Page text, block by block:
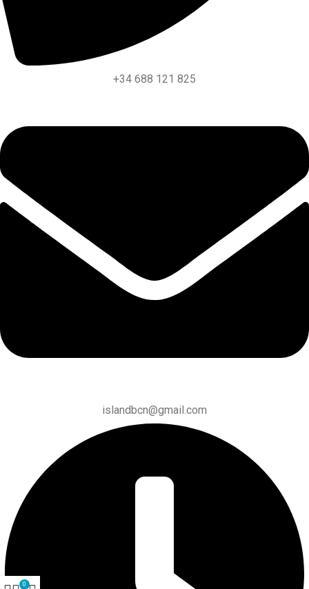
+34 688 121 825
islandbcn@gmail.com
0